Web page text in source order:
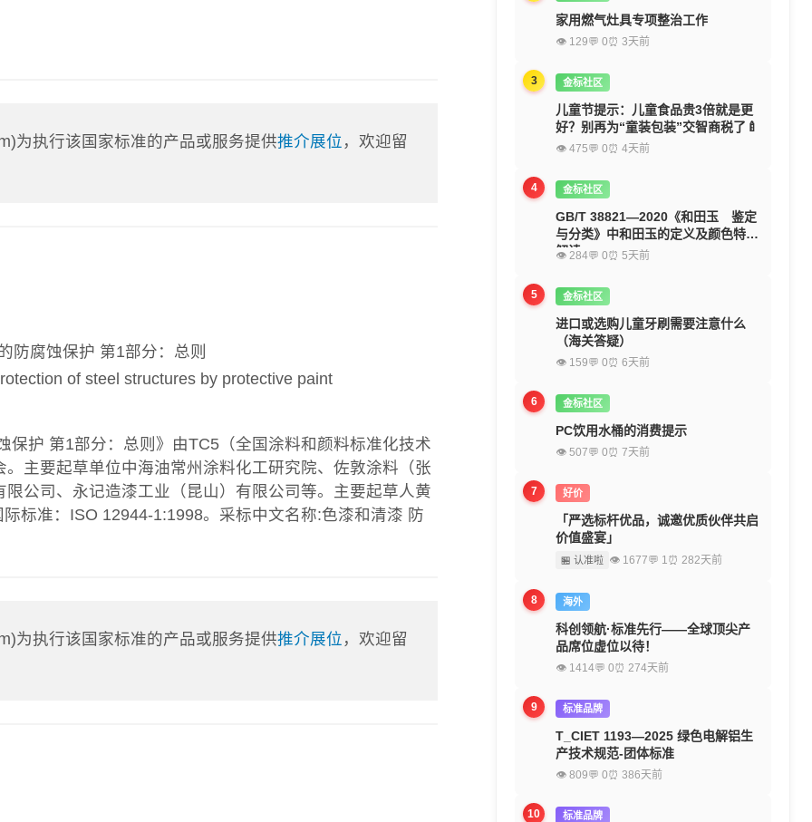
为执行该国家标准的产品或服务提供推介展位 ，欢迎留
防腐蚀保护 第1部分：总则
of steel structures by protective paint
护 第1部分：总则》由TC5（全国涂料和颜料标准化技术
主要起草单位中海油常州涂料化工研究院、佐敦涂料（张
公司、永记造漆工业（昆山）有限公司等。主要起草人黄
标准：ISO 12944-1:1998。采标中文名称:色漆和清漆 防
为执行该国家标准的产品或服务提供推介展位 ，欢迎留
家用燃气灶具专项整治工作
👁 129💬 0⏰ 3天前
3 金标社区
儿童节提示：儿童食品贵3倍就是更
好？别再为“童装包装”交智商税了🍼
👁 475💬 0⏰ 4天前
4 金标社区
GB/T 38821—2020《和田玉 鉴定
与分类》中和田玉的定义及颜色特征
解读
👁 284💬 0⏰ 5天前
5 金标社区
进口或选购儿童牙刷需要注意什么
（海关答疑）
👁 159💬 0⏰ 6天前
6 金标社区
PC饮用水桶的消费提示
👁 507💬 0⏰ 7天前
7 好价
「严选标杆优品，诚邀优质伙伴共启
价值盛宴」
🏪 认准啦 👁 1677💬 1⏰ 282天前
8 海外
科创领航·标准先行——全球顶尖产
品席位虚位以待！
👁 1414💬 0⏰ 274天前
9 标准品牌
T_CIET 1193—2025 绿色电解铝生
产技术规范-团体标准
👁 809💬 0⏰ 386天前
10 标准品牌